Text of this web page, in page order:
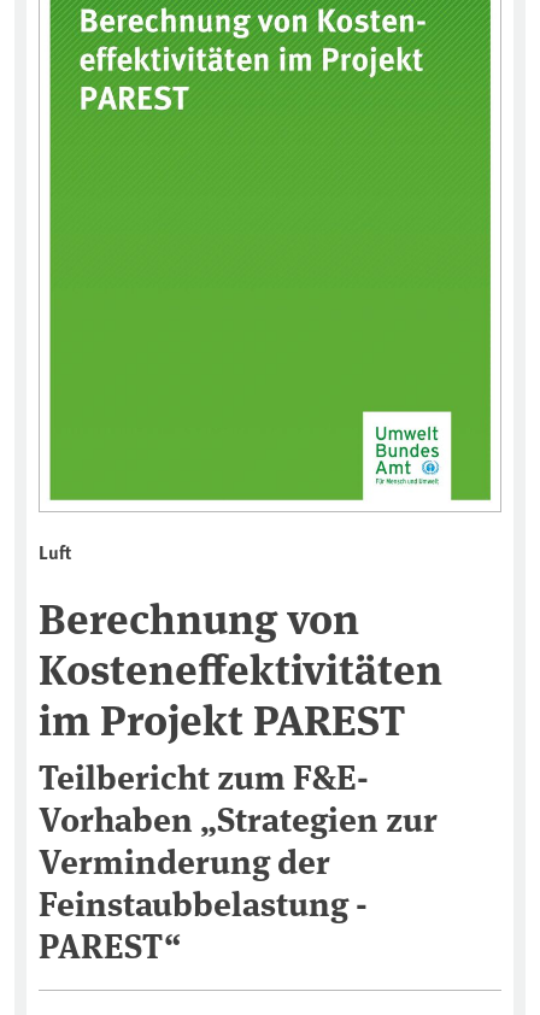
Luft
Berechnung von
Kosteneffektivitäten
im Projekt PAREST
Teilbericht zum F&E-
Vorhaben „Strategien zur
Verminderung der
Feinstaubbelastung -
PAREST“